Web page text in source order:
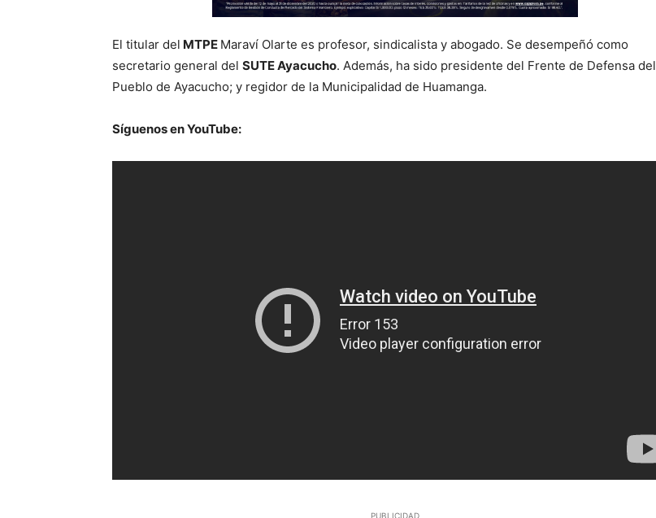
El titular del MTPE Maraví Olarte es profesor, sindicalista y abogado. Se desempeñó como
secretario general del SUTE Ayacucho. Además, ha sido presidente del Frente de Defensa del
Pueblo de Ayacucho; y regidor de la Municipalidad de Huamanga.
Síguenos en YouTube:
PUBLICIDAD